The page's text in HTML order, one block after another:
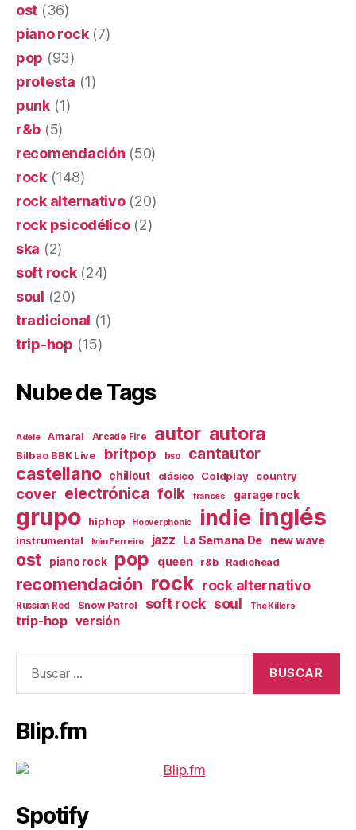
ost (36)
piano rock(7)
pop (93)
protesta (1)
punk(1)
r&b (5)
recomendación (50)
rock(148)
rock alternativo(20)
rock psicodélico(2)
ska (2)
soft rock(24)
soul (20)
tradicional (1)
trip-hop (15)
Nube de Tags
Adele Amaral Arcade Fire autor autora
Bilbao BBK Live britpop bso cantautor
castellano chillout clásico Coldplay country
cover electrónica folk francés garage rock
grupo hip hop Hooverphonic indie inglés
instrumental Iván Ferreiro jazz La Semana De new wave
ost piano rock pop queen r&b Radiohead
recomendación rock rock alternativo
Russian Red Snow Patrol soft rock soul The Killers
trip-hop versión
Blip.fm
Spotify